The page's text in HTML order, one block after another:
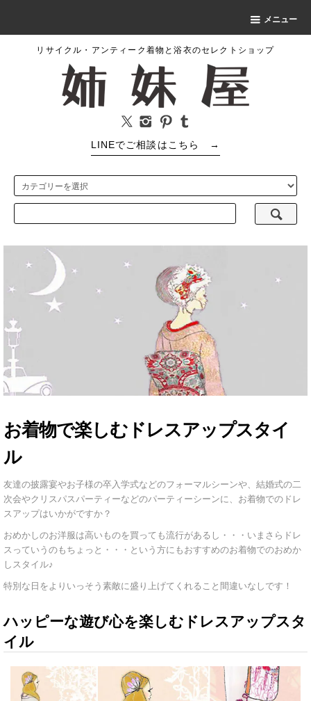
メニュー
リサイクル・アンティーク着物と浴衣のセレクトショップ
LINEでご相談はこちら →
お着物で楽しむドレスアップスタイ
ル
友達の披露宴やお子様の卒入学式などのフォーマルシーンや、結婚式の二
次会やクリスパスパーティーなどのパーティーシーンに、お着物でのドレ
スアップはいかがですか？
おめかしのお洋服は高いものを買っても流行があるし・・・いまさらドレ
スっていうのもちょっと・・・という方にもおすすめのお着物でのおめか
しスタイル♪
特別な日をよりいっそう素敵に盛り上げてくれること間違いなしです！
ハッピーな遊び心を楽しむドレスアップスタ
イル